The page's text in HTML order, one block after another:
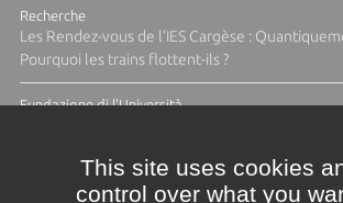
Recherche
Les Rendez-vous de l'IES Cargèse :
Pourquoi les trains flottent-ils ?
Fundazione di l'Università
This site uses cookies
control over what you